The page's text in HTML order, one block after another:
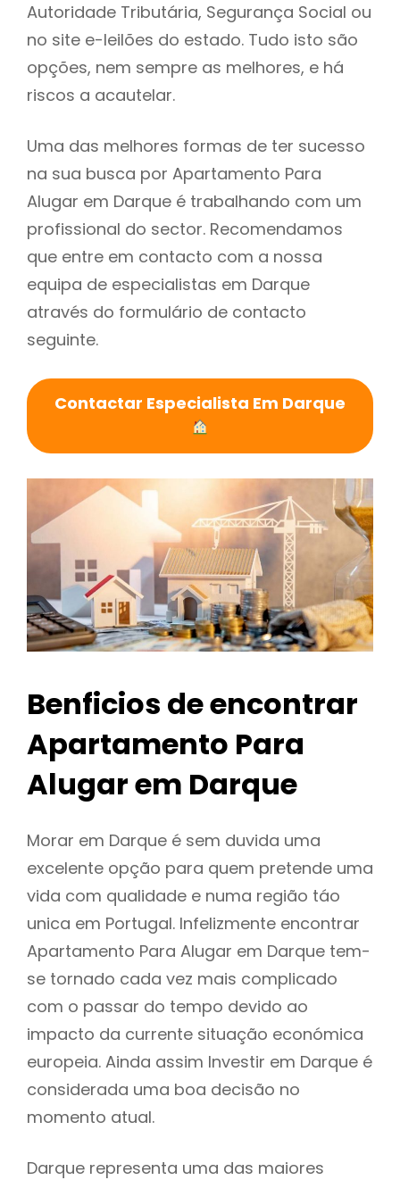
Autoridade Tributária, Segurança Social ou
no site e-leilões do estado. Tudo isto são
opções, nem sempre as melhores, e há
riscos a acautelar.
Uma das melhores formas de ter sucesso
na sua busca por Apartamento Para
Alugar em Darque é trabalhando com um
profissional do sector. Recomendamos
que entre em contacto com a nossa
equipa de especialistas em Darque
através do formulário de contacto
seguinte.
Contactar Especialista Em Darque
Benficios de encontrar
Apartamento Para
Alugar em Darque
Morar em Darque é sem duvida uma
excelente opção para quem pretende uma
vida com qualidade e numa região táo
unica em Portugal. Infelizmente encontrar
Apartamento Para Alugar em Darque tem-
se tornado cada vez mais complicado
com o passar do tempo devido ao
impacto da currente situação económica
europeia. Ainda assim Investir em Darque é
considerada uma boa decisão no
momento atual.
Darque representa uma das maiores